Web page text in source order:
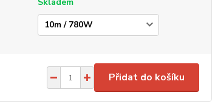
Přidat do košíku